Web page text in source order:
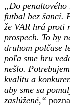
„Do penaltového
futbal bez šancí.
že VAR hrá proti
prospech. To by
druhom polčase
poľa sme hru
nešlo.
kvalitu a
aby sme sa
zaslúžené,“